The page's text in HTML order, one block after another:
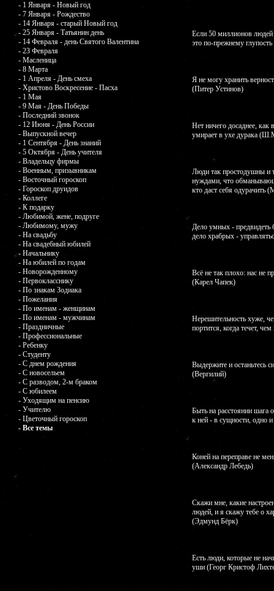
- 1 Января - Новый год
- 7 Января - Рождество
- 14 Января - старый Новый год
- 25 Января - Татьянин день
- 14 Февраля - день Святого Валентина
- 23 Февраля
- Масленица
- 8 Марта
- 1 Апреля - День смеха
- Христово Воскресение - Пасха
- 1 Мая
- 9 Мая - День Победы
- Последний звонок
- 12 Июня - День России
- Выпускной вечер
- 1 Сентября - День знаний
- 5 Октября - День учителя
- Владельцу фирмы
- Военным, призывникам
- Восточный гороскоп
- Гороскоп друидов
- Коллеге
- К подарку
- Любимой, жене, подруге
- Любимому, мужу
- На свадьбу
- На свадебный юбилей
- Начальнику
- На юбилей по годам
- Новорожденному
- Первокласснику
- По знакам Зодиака
- Пожелания
- По именам - женщинам
- По именам - мужчинам
- Праздничные
- Профессиональные
- Ребенку
- Студенту
- С днем рождения
- С новосельем
- С разводом, 2-м браком
- С юбилеем
- Уходящим на пенсию
- Учителю
- Цветочный гороскоп
- Все темы
Если 50 миллионов людей
это по-прежнему
Я не могу хранить
(Питер Устинов)
Нет ничего досаднее, как
умирает в ухе дурака
Люди так простодушны и
нуждами, что
кто даст себя одурачить
Дело умных - предвидеть
дело храбрых -
Всё не так плохо: нас не
(Карел Чапек)
Нерешительность хуже,
портится, когда течет,
Выдержите и останьтесь
(Вергилий)
Быть на расстоянии шага
к ней - в сущности, одно
Коней на переправе не
(Александр Лебедь)
Скажи мне, какие
людей, и я скажу тебе о
(Эдмунд Бёрк)
Есть люди, которые не
уши (Георг Кристоф